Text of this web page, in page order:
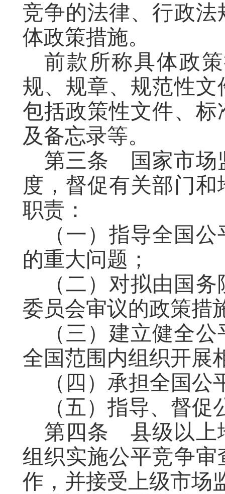
竞争的法律、行政
体政策措施。
前款所称具体政
规、规章、规范性文
包括政策性文件、 标
及备忘录等。
第三条
国家市
度，督促有关部门
职责：
（一）指导全国
的重大问题；
（二）对拟由国
委员会审议的政策措
（三）建立健全
全国范围内组织开展
（ 四 ）承担全国公
（五）指导、督促
第四条
县级以上
组织实施公平竞争
作，并接受上级市场